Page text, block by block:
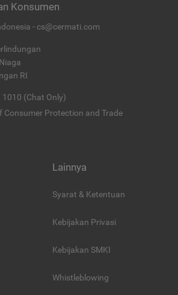
Konsumen
- cs@cermati.com
RI
(Chat Only)
Consumer Protection and Trade
Lainnya
Syarat & Ketentuan
Kebijakan Privasi
Kebijakan SMKI
Whistleblowing